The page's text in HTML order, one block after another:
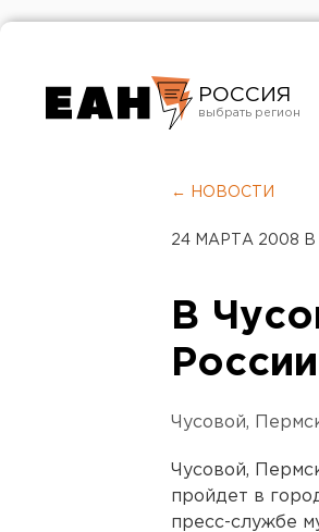
РОССИЯ
Челябинск
← НОВОСТИ
24 МАРТА 2008 В
В
Чусовой,
Чусовой,
пройдет в
пресс-службе